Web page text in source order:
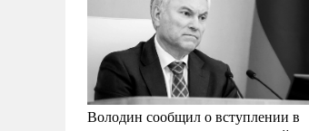
Володин сообщил о вступлении в